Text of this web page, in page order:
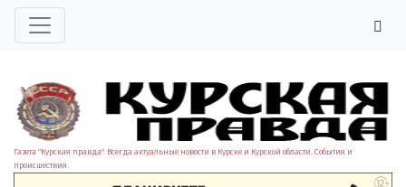
Газета "Курская правда". Всегда актуальные новости в Курске и Курской области. События и
происшествия.